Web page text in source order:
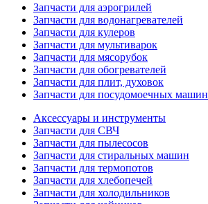
Запчасти для аэрогрилей
Запчасти для водонагревателей
Запчасти для кулеров
Запчасти для мультиварок
Запчасти для мясорубок
Запчасти для обогревателей
Запчасти для плит, духовок
Запчасти для посудомоечных машин
Аксессуары и инструменты
Запчасти для СВЧ
Запчасти для пылесосов
Запчасти для стиральных машин
Запчасти для термопотов
Запчасти для хлебопечей
Запчасти для холодильников